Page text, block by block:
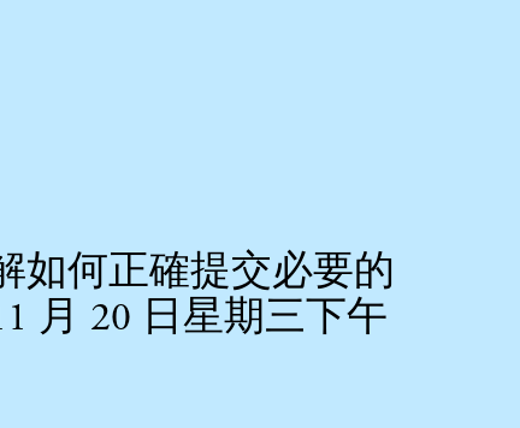
如何正確提交必要的
月 20 日星期三下午